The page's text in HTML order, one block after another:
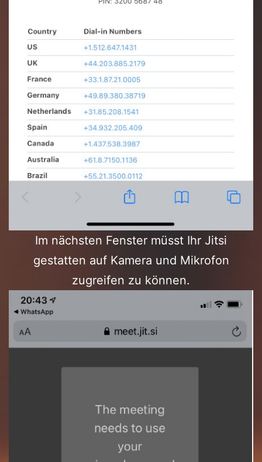
Im nächsten Fenster müsst Ihr Jitsi
gestatten auf Kamera und Mikrofon
zugreifen zu können.